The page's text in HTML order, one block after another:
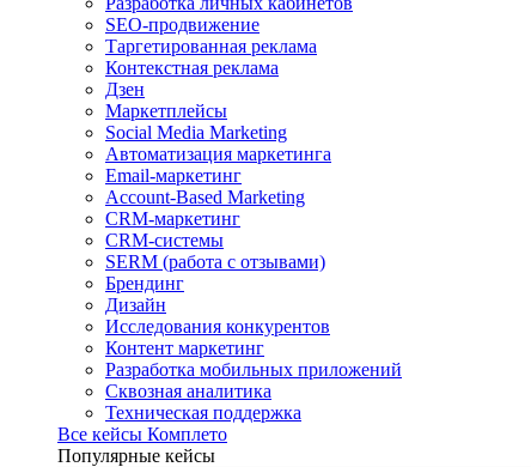
SEO-продвижение
Таргетированная реклама
Контекстная реклама
Дзен
Маркетплейсы
Social Media Marketing
Автоматизация маркетинга
Email-маркетинг
Account-Based Marketing
CRM-маркетинг
CRM-системы
SERM (работа с отзывами)
Брендинг
Дизайн
Исследования конкурентов
Контент маркетинг
Разработка мобильных приложений
Сквозная аналитика
Техническая поддержка
Все кейсы Комплето
Популярные кейсы